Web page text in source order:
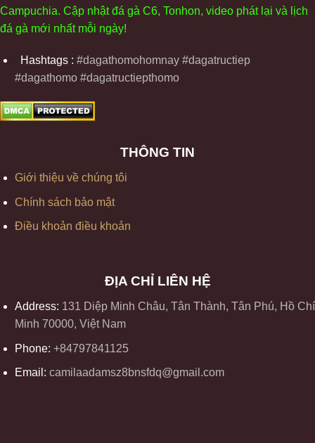
Campuchia. Cập nhậtđá gà C6, Tonhon, video phátl ại và ịch
đá gà mới nhất mỗi ngày!
Hashtags : #dagathomohomnay #dagatructiep
#dagathomo #dagatructiepthomo
THÔNG TIN
Giới thiệu về chúng tôi
Chính sách bảo mật
Điều khoản điều khoản
ĐỊA CHỈ LIÊN HỆ
Address: 131 Diệp Minh Châu, Tân Thành, Tân Phú, Hồ Chí
Minh 70000, Việt Nam
Phone: +84797841125
Email: camilaadamsz8bnsfdq@gmail.com